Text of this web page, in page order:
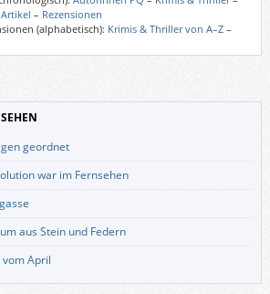
– Rezensionen
(alphabetisch): Krimis & Thriller von A–Z–
geordnet
war im Fernsehen
aus Stein und Federn
April